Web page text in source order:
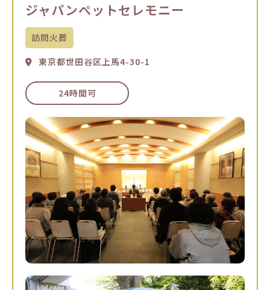
ジャパンペットセレモニー
訪問火葬
東京都世田谷区上馬4-30-1
24時間可